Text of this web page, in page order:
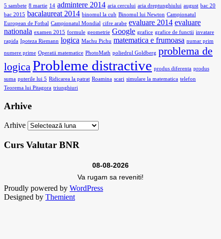
5 sambete 8 martie 14 admintere 2014 aria cercului aria dreptunghiului august bac 20
bac 2015 bacalaureat 2014 binomul la cub Binomul lui Newton Campionatul
European de Fotbal Campionatul Mondial cifre arabe evaluare 2014 evaluare
nationala examen 2015 formule geometrie Google grafice grafice de functii invatare
rapida Ipoteza Riemann logica Machu Pichu matematica e frumoasa numar prim
numere prime Operatii matematice PhotoMath poliedrul Goldberg problema de
logicaProbleme distractive produs diferenta produs
suma puterile lui 5 Ridicarea la patrat Roamina scari simulare la matematica telefon
Teorema lui Pitagora triunghiuri
Arhive
Arhive
Curs Valutar BNR
08-08-2026
Va rugam sa reveniti!
Proudly powered by WordPress
Designed by Themient